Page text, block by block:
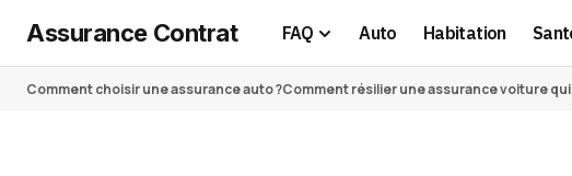
Assurance Contrat FAQ Auto Habitation
Comment choisir une assurance auto ?Comment résilier une assurance voiture qui